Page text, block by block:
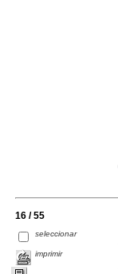
16 / 55
seleccionar
imprimir